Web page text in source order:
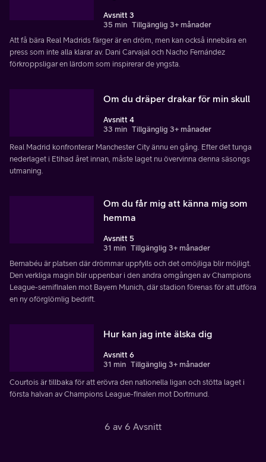
Avsnitt 3
35 min Tillgänglig 3+ månader
Att få bära Real Madrids färger är en dröm, men kan också innebära en
press som inte alla klarar av. Dani Carvajal och Nacho Fernández
förkroppsligar en lärdom som inspirerar de yngsta.
Om du dräper drakar för min skull
Avsnitt 4
33 min Tillgänglig 3+ månader
Real Madrid konfronterar Manchester City ännu en gång. Efter det tunga
nederlaget i Etihad året innan, måste laget nu övervinna denna säsongs
utmaning.
Om du får mig att känna mig som
hemma
Avsnitt 5
31 min Tillgänglig 3+ månader
Bernabéu är platsen där drömmar uppfylls och det omöjliga blir möjligt.
Den verkliga magin blir uppenbar i den andra omgången av Champions
League-semifinalen mot Bayern Munich, där stadion förenas för att utföra
en ny oförglömlig bedrift.
Hur kan jag inte älska dig
Avsnitt 6
31 min Tillgänglig 3+ månader
Courtois är tillbaka för att erövra den nationella ligan och stötta laget i
första halvan av Champions League-finalen mot Dortmund.
6 av 6 Avsnitt